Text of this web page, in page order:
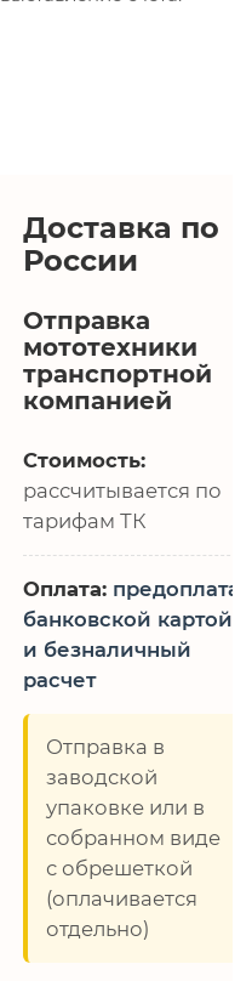
Доставка по
России
Отправка
мототехники
транспортной
компанией
Стоимость:
рассчитывается по
тарифам ТК
Оплата: предоплата,
банковской картой
и безналичный
расчет
Отправка в
заводской
упаковке или в
собранном виде
с обрешеткой
(оплачивается
отдельно)